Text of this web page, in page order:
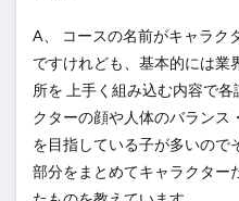
A、 コースの名前がキャラク
ですけれども、基本的には業
所を 上手く組み込む内容で
クターの顔や人体のバランス
を目指している子が多いので
部分をまとめてキャラクター